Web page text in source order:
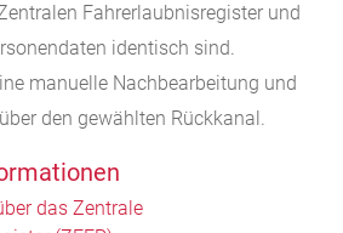
Fahrerlaubnisregister und
identisch sind.
manuelle Nachbearbeitung und
den gewählten Rückkanal.
das Zentrale